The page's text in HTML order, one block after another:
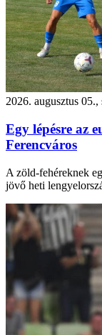
2026. augusztus 05.,
Egy lépésre az
Ferencváros
A zöld-fehéreknek
jövő heti